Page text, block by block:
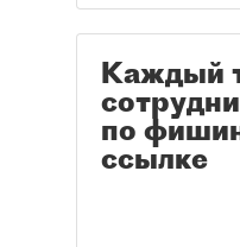
Каждый
по
ссылке